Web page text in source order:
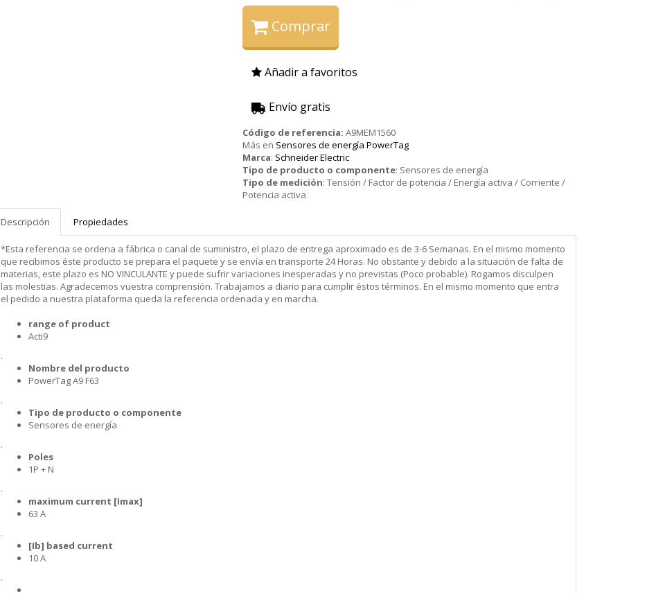
Comprar
Añadir a favoritos
Envío gratis
Código de referencia: A9MEM1560
Más en Sensores de energía PowerTag
Marca: Schneider Electric
Tipo de producto o componente: Sensores de energía
Tipo de medición:Tensión / Factor de potencia / Energía activa / Corriente /
Potencia activa
Descripción Propiedades
*Esta referencia se ordena a fábrica o canal de suministro, el plazo de entrega aproximado es de 3-6 Semanas. En el mismo momento
que recibimos éste producto se prepara el paquete y se envía en transporte 24 Horas. No obstante y debido a la situación de falta de
materias, este plazo es NO VINCULANTE y puede sufrir variaciones inesperadas y no previstas (Poco probable). Rogamos disculpen
las molestias. Agradecemos vuestra comprensión. Trabajamos a diario para cumplir éstos términos. En el mismo momento que entra
el pedido a nuestra plataforma queda la referencia ordenada y en marcha.
range of product
Acti9
.
Nombre del producto
PowerTag A9 F63
.
Tipo de producto o componente
Sensores de energía
.
Poles
1P + N
.
maximum current [Imax]
63 A
.
[Ib] based current
10 A
.